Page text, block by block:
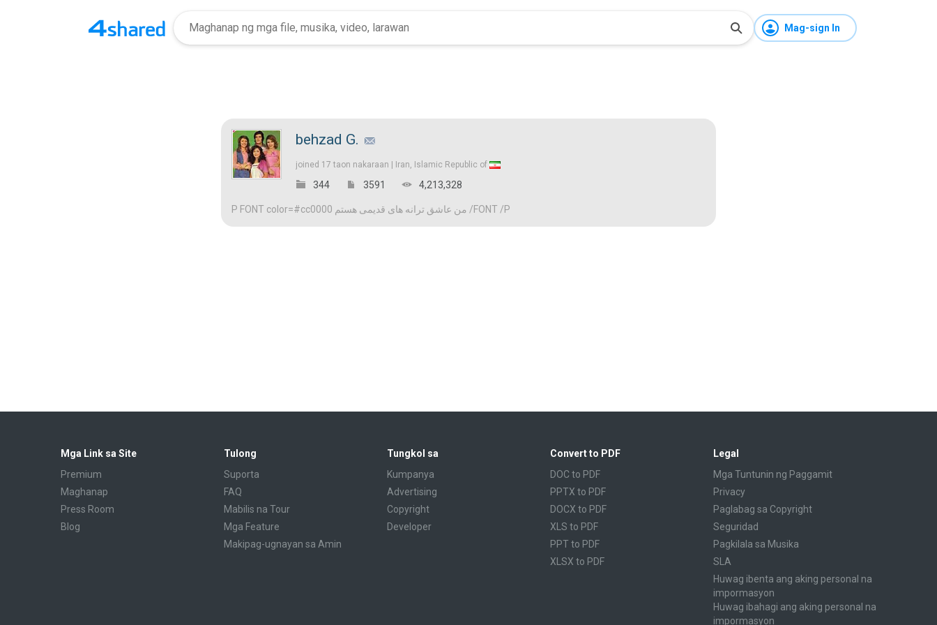
Mag-sign In
behzad G.
joined 17 taon nakaraan | Iran, Islamic Republic of
344 3591 4,213,328
P FONT color=#cc0000 من عاشق ترانه های قدیمی هستم /FONT /P
Mga Link sa Site
Premium
Maghanap
Press Room
Blog
Tulong
Suporta
FAQ
Mabilis na Tour
Mga Feature
Makipag-ugnayan sa Amin
Tungkol sa
Kumpanya
Advertising
Copyright
Developer
Convert to PDF
DOC to PDF
PPTX to PDF
DOCX to PDF
XLS to PDF
PPT to PDF
XLSX to PDF
Legal
Mga Tuntunin ng Paggamit
Privacy
Paglabag sa Copyright
Seguridad
Pagkilala sa Musika
SLA
Huwag ibenta ang aking personal na
impormasyon
Huwag ibahagi ang aking personal na
impormasyon